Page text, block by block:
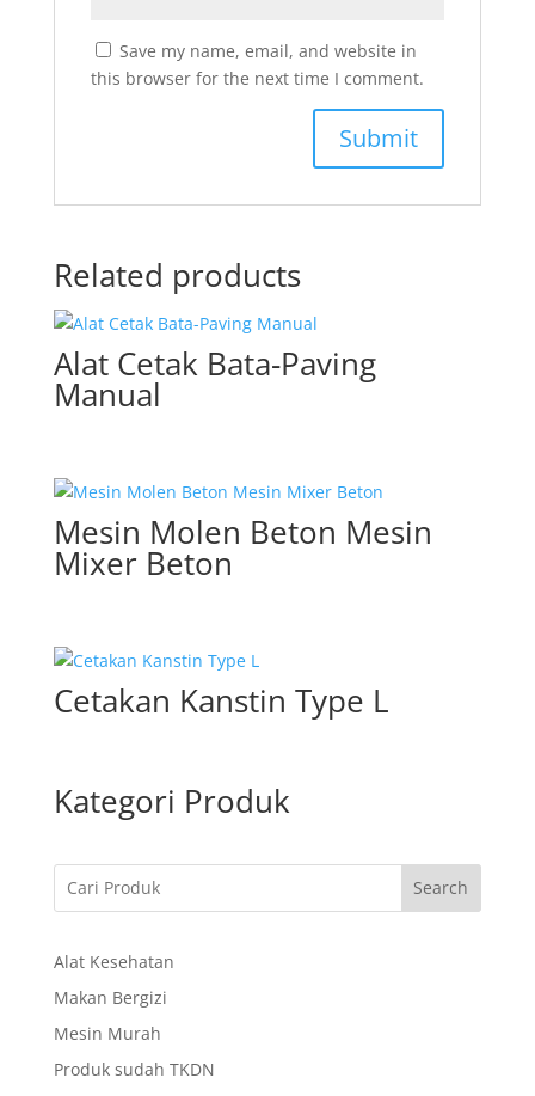
Save my name, email, and website in
this browser for the next time I comment.
Related products
Alat Cetak Bata-Paving
Manual
Mesin Molen Beton Mesin
Mixer Beton
Cetakan Kanstin Type L
Kategori Produk
Search
Alat Kesehatan
Makan Bergizi
Mesin Murah
Produk sudah TKDN